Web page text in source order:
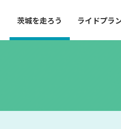
茨城を走ろう ライドプラ
などの目的に合わせて
のモデルルートをご紹
ップガイド